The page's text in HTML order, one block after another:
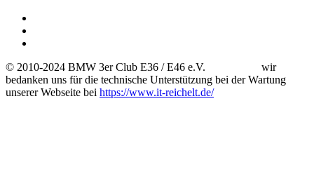
© 2010-2024 BMW 3er Club E36 / E46 e.V. wir
bedanken uns für die technische Unterstützung bei der Wartung
unserer Webseite bei https://www.it-reichelt.de/